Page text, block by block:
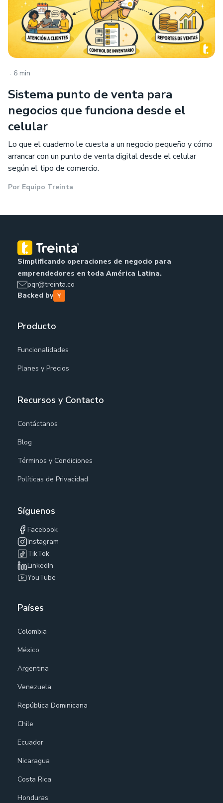
. 6 min
Sistema punto de venta para
negocios que funciona desde el
celular
Lo que el cuaderno le cuesta a un negocio pequeño y cómo
arrancar con un punto de venta digital desde el celular
según el tipo de comercio.
Por Equipo Treinta
Simplificando operaciones de negocio para
emprendedores en toda América Latina.
pqr@treinta.co
Backed by
Producto
Funcionalidades
Planes y Precios
Recursos y Contacto
Contáctanos
Blog
Términos y Condiciones
Políticas de Privacidad
Síguenos
Facebook
Instagram
TikTok
LinkedIn
YouTube
Países
Colombia
México
Argentina
Venezuela
República Dominicana
Chile
Ecuador
Nicaragua
Costa Rica
Honduras